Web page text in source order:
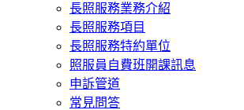
長照服務業務介紹
長照服務項目
長照服務特約單位
照服員自費班開課訊息
申訴管道
常見問答